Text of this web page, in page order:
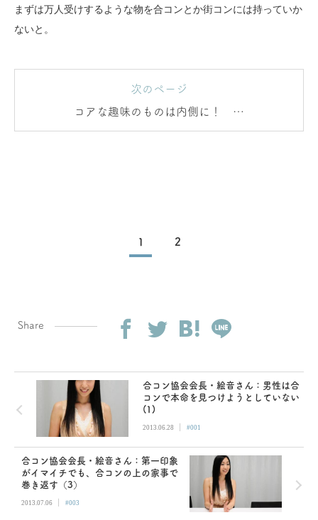
まずは万人受けするような物を合コンとか街コンには持っていか
ないと。
次のページ
コアな趣味のものは内側に！ 杉
本彩系以外は上半身に暗い色は絶
1 2
Share
合コン協会会長・絵音さん：男性は合
コンで本命を見つけようとしていない
(1)
2013.06.28 | #001
合コン協会会長・絵音さん：第一印象
がイマイチでも、合コンの上の家事で
巻き返す（3）
2013.07.06 | #003